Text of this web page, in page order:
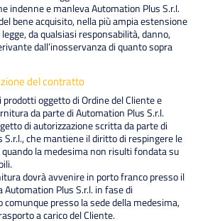
indenne e manleva Automation Plus S.r.l.
bene acquisito, nella più ampia estensione
da qualsiasi responsabilità, danno,
dall’inosservanza di quanto sopra
del contratto
prodotti oggetto di Ordine del Cliente e
da parte di Automation Plus S.r.l.
di autorizzazione scritta da parte di
S.r.l., che mantiene il diritto di respingere le
la medesima non risulti fondata su
dovrà avvenire in porto franco presso il
Automation Plus S.r.l. in fase di
comunque presso la sede della medesima,
a carico del Cliente.